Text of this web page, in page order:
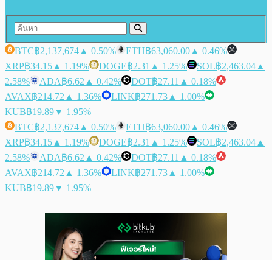
BTC฿2,137,674 ▲ 0.50% ETH฿63,060.00 ▲ 0.46%
XRP฿34.15 ▲ 1.19% DOGE฿2.31 ▲ 1.25% SOL฿2,463.04 ▲
2.58%
ADA฿6.62 ▲ 0.42% DOT฿27.11 ▲ 0.18%
AVAX฿214.72 ▲ 1.36% LINK฿271.73 ▲ 1.00%
KUB฿19.89▼ 1.95%
BTC฿2,137,674 ▲ 0.50% ETH฿63,060.00 ▲ 0.46%
XRP฿34.15 ▲ 1.19% DOGE฿2.31 ▲ 1.25% SOL฿2,463.04 ▲
2.58%
ADA฿6.62 ▲ 0.42% DOT฿27.11 ▲ 0.18%
AVAX฿214.72 ▲ 1.36% LINK฿271.73 ▲ 1.00%
KUB฿19.89▼ 1.95%